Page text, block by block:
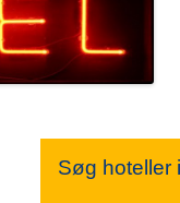
VESTSJÆLLAND
Søg hoteller